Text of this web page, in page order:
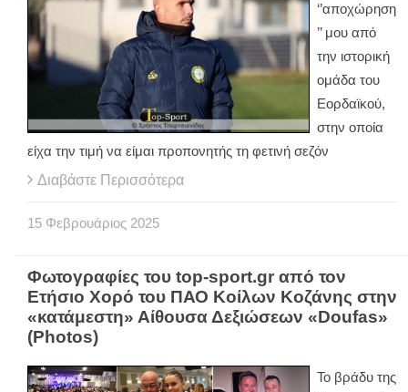
‘’αποχώρηση
’’ μου από
την ιστορική
ομάδα του
Εορδαϊκού,
στην οποία
είχα την τιμή να είμαι προπονητής τη φετινή σεζόν
Διαβάστε Περισσότερα
15 Φεβρουάριος 2025
Φωτογραφίες του top-sport.gr από τον
Ετήσιο Χορό του ΠΑΟ Κοίλων Κοζάνης στην
«κατάμεστη» Αίθουσα Δεξιώσεων «Doufas»
(Photos)
Το βράδυ της